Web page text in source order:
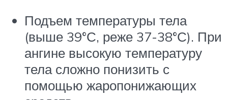
Подъем температуры тела
(выше 39°С, реже 37-38°С). При
ангине высокую температуру
тела сложно понизить с
помощью жаропонижающих